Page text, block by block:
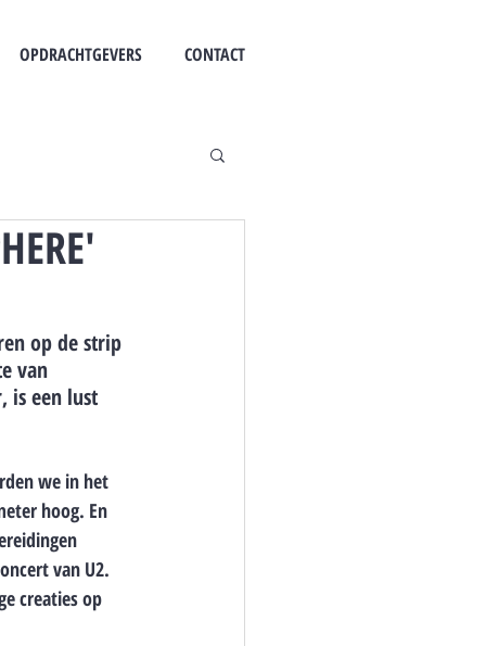
OPDRACHTGEVERS CONTACT
op de strip
van
is een lust
we in het
hoog. En
van U2.
creaties op